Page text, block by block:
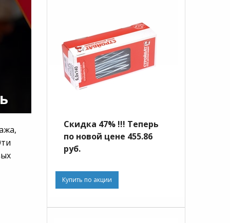
Скидка 47% !!! Теперь
по новой цене 455.86
руб.
Купить по акции